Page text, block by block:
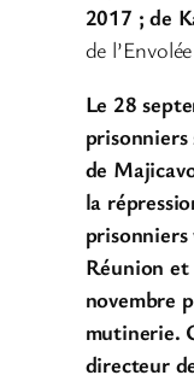
2017 ; de
de
Le 28
prisonniers
de
la
Réunion
novembre
mutinerie.
directeur